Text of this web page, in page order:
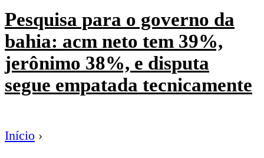
Pesquisa para o governo da
bahia: acm neto tem 39%,
jerônimo 38%, e disputa
segue empatada tecnicamente
Início ›